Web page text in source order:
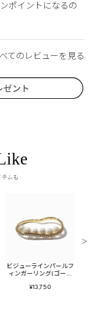
ポイントになるの
テムも
ビジューラインパールフ
ィンガーリング(ゴール
¥13,750
＞